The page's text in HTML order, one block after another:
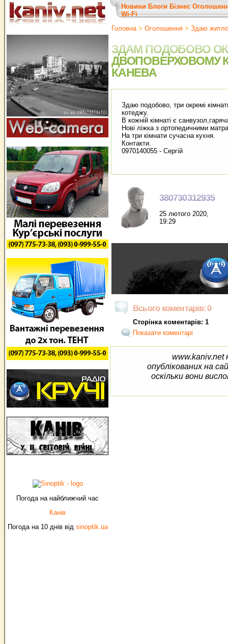
Погода на найближчий час
Канів
Погода на 10 днів від sinoptik.ua
Новини Блоги Бізнес
Wi-Fi
Головна> Оголошення > Здаю житло
ЗДАМ ПОДОБОВО
ДВОПОВЕРХОВОМУ
КАНЕВА
Здаю подобово, три окремі
котеджу.
В кожній кімнаті є
Нові ліжка з ортопедичними
На три кімнати сучасна кухня.
Контакти.
0970140055 - Сергій
380730312935
25 лютого 2020,
19:29
Всього коментарів: 0
Сторінка коментарів: 1
Показати коментарі
www.kaniv.net
опублікованих на
оскільки вони